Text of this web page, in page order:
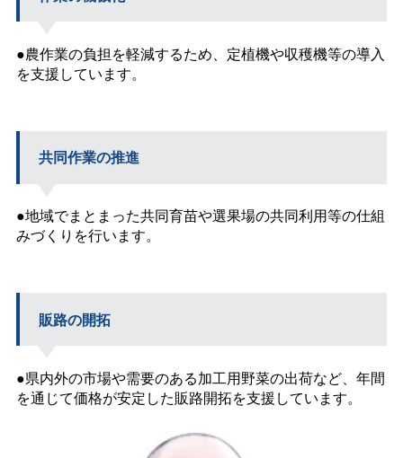
●農作業の負担を軽減するため、定植機や収穫機等の導入
を支援しています。
共同作業の推進
●地域でまとまった共同育苗や選果場の共同利用等の仕組
みづくりを行います。
販路の開拓
●県内外の市場や需要のある加工用野菜の出荷など、年間
を通じて価格が安定した販路開拓を支援しています。